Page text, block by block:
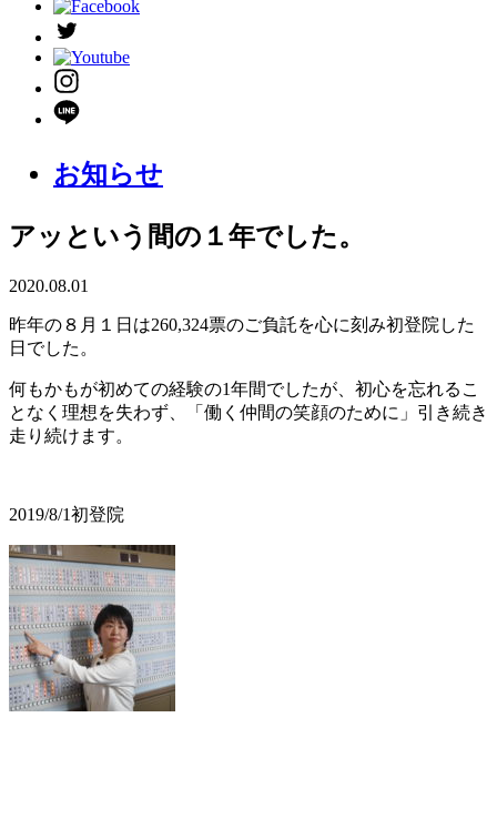
お知らせ
アッという間の１年でした。
2020.08.01
昨年の８月１日は260,324票のご負託を心に刻み初登院した
日でした。
何もかもが初めての経験の1年間でしたが、初心を忘れるこ
となく理想を失わず、「働く仲間の笑顔のために」引き続き
走り続けます。
2019/8/1初登院